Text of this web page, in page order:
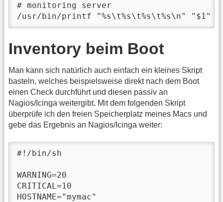
# monitoring server
/usr/bin/printf "%s\t%s\t%s\t%s\n" "$1"
Inventory beim Boot
Man kann sich natürlich auch einfach ein kleines Skript
basteln, welches beispielsweise direkt nach dem Boot
einen Check durchführt und diesen passiv an
Nagios/Icinga weitergibt. Mit dem folgenden Skript
überprüfe ich den freien Speicherplatz meines Macs und
gebe das Ergebnis an Nagios/Icinga weiter:
#!/bin/sh
WARNING=20
CRITICAL=10
HOSTNAME="mymac"